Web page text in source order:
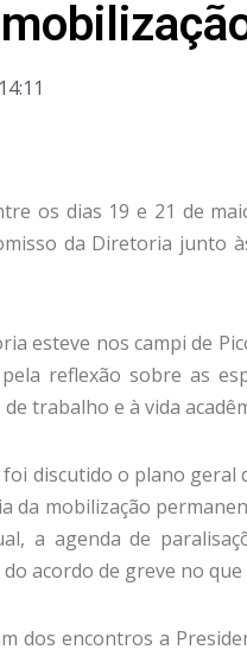
14:11
os dias 19 e 21 de
da Diretoria junto
esteve nos campi de
reflexão sobre as
trabalho e à vida
discutido o plano geral
da mobilização
a agenda de
acordo de greve no
dos encontros a